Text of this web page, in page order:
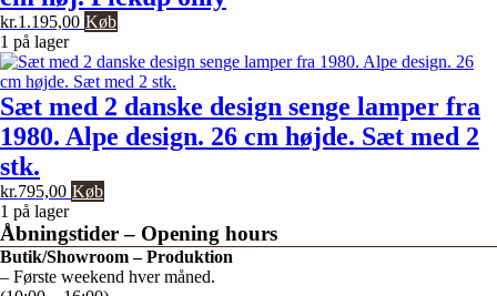
kr.1.195,00 Køb
1 på lager
Sæt med 2 danske design senge lamper fra
1980. Alpe design. 26 cm højde. Sæt med 2
stk.
kr.795,00 Køb
1 på lager
Åbningstider – Opening hours
Butik/Showroom – Produktion
– Første weekend hver måned.